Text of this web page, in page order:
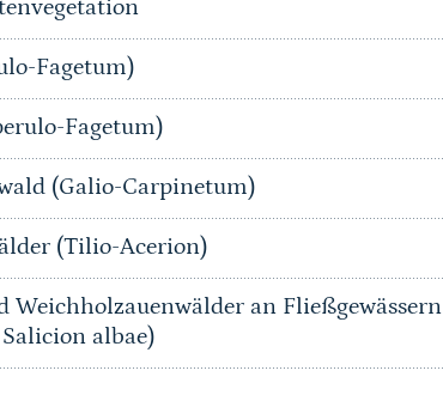
Fagetum)
Fagetum)
(Galio-Carpinetum)
(Tilio-Acerion)
Weichholzauenwälder an Fließgewässern
albae)